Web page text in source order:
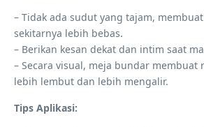
– Tidak ada sudut yang tajam,
sekitarnya lebih bebas.
– Berikan kesan dekat dan intim saat
– Secara visual, meja bundar membuat
lebih lembut dan lebih mengalir.
Tips Aplikasi: